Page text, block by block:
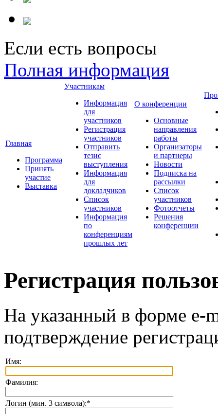
Если есть вопросы
Полная информация
Главная
Программа
Принять
участие
Выставка
Участникам
Информация
для
участников
Регистрация
участников
Отправить
тезис
выступления
Информация
для
докладчиков
Список
участников
Информация
по
конференциям
прошлых лет
О конференции
Основные
направления
работы
Организаторы
и партнеры
Новости
Подписка на
рассылки
Список
участников
Фотоотчеты
Решения
конференции
Регистрация
На указанный в форме e-
подтверждение
Имя:
Фамилия:
Логин (мин. 3 символа):*